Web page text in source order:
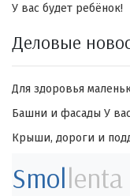
У вас будет ребёнок!
Деловые
Для здоровья
Башни и фасады У
Крыши, дороги и
Smollenta